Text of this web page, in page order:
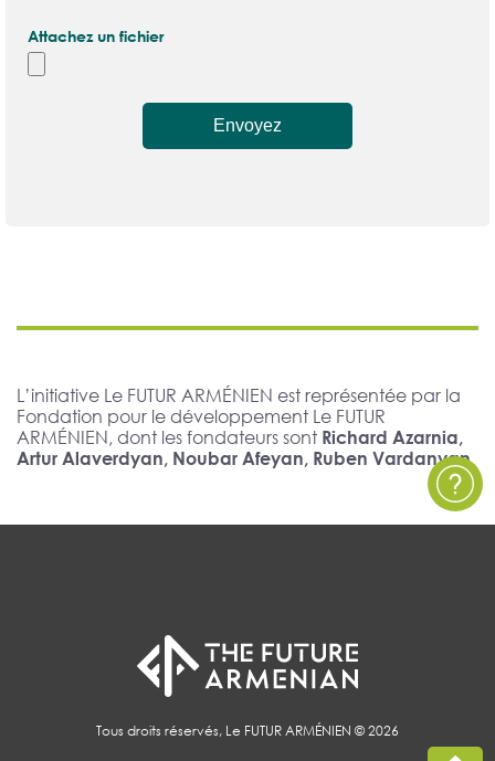
Attachez un fichier
Envoyez
L’initiative Le FUTUR ARMÉNIEN est représentée par la
Fondation pour le développement Le FUTUR
ARMÉNIEN, dont les fondateurs sont Richard Azarnia,
Artur Alaverdyan, Noubar Afeyan, Ruben Vardanyan
Tous droits réservés, Le FUTUR ARMÉNIEN © 2026